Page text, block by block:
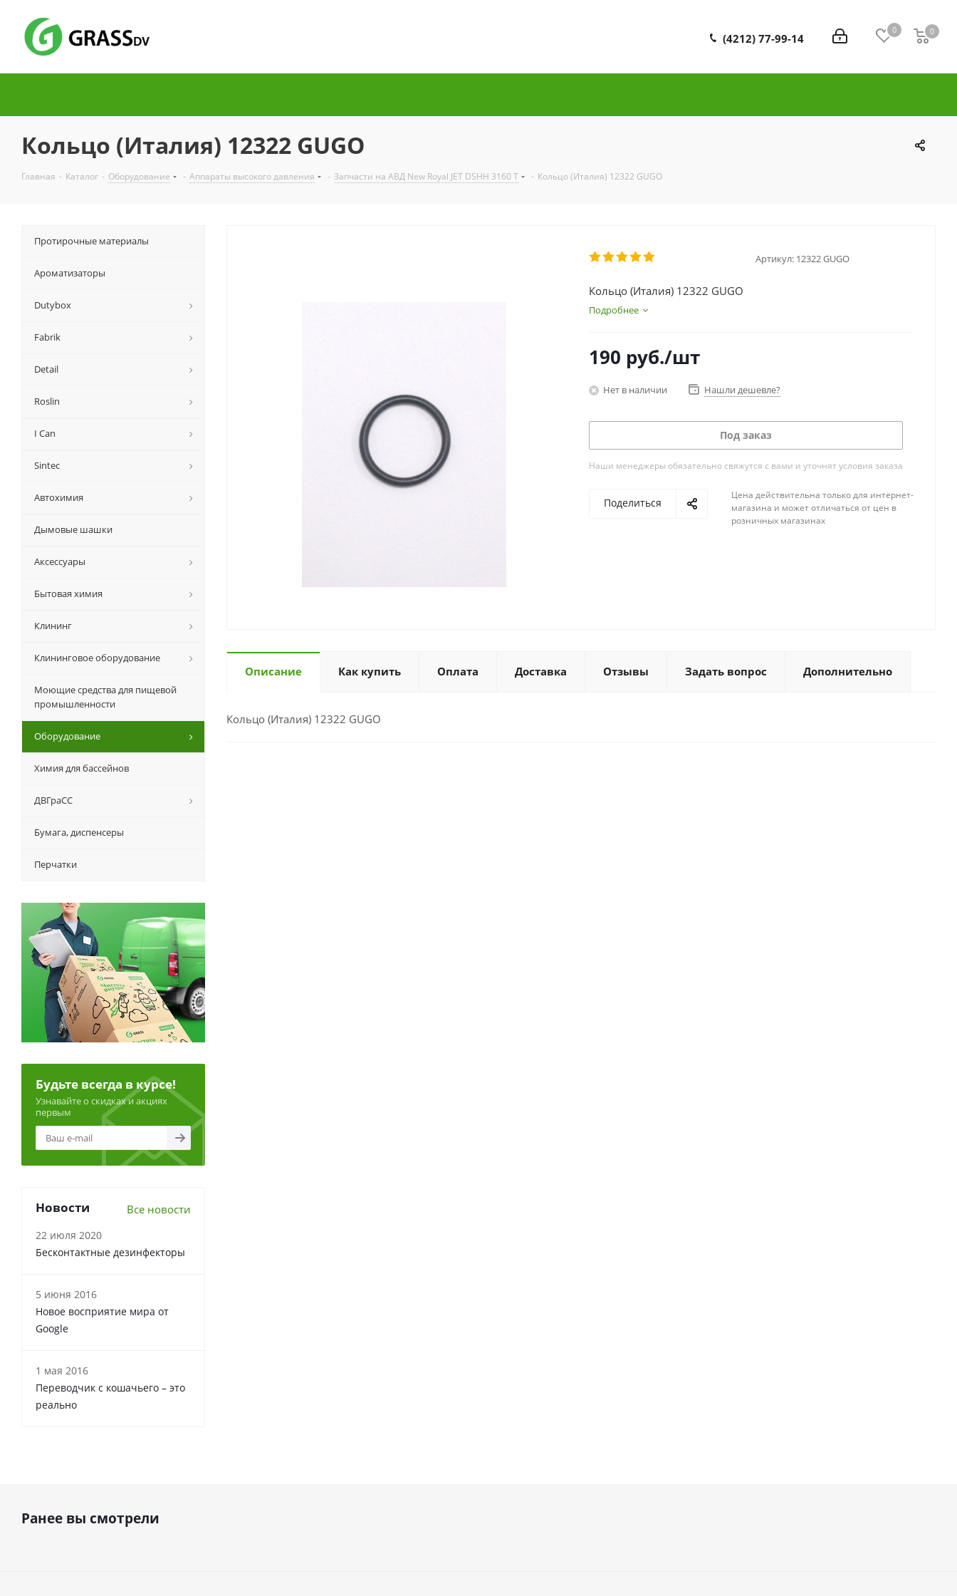
0 0
0
(4212) 77-99-14
Кольцо (Италия) 12322 GUGO
Главная - Каталог - Оборудование - Аппараты высокого давления - Запчасти на АВД New Royal JET DSHH 3160 Т - Кольцо (Италия) 12322 GUGO
Артикул: 12322 GUGO
Кольцо (Италия) 12322 GUGO
Подробнее
190 руб./шт
Нет в наличии Нашли дешевле?
Под заказ
Наши менеджеры обязательно свяжутся с вами и уточнят условия заказа
Поделиться
Цена действительна только для интернет-
магазина и может отличаться от цен в
розничных магазинах
Описание Как купить Оплата Доставка Отзывы Задать вопрос Дополнительно
Кольцо (Италия) 12322 GUGO
Протирочные материалы
Ароматизаторы
Dutybox
Fabrik
Detail
Roslin
I Can
Sintec
Автохимия
Дымовые шашки
Аксессуары
Бытовая химия
Клининг
Клининговое оборудование
Моющие средства для пищевой
промышленности
Оборудование
Химия для бассейнов
ДВГраСС
Бумага, диспенсеры
Перчатки
Будьте всегда в курсе!
Узнавайте о скидках и акциях
первым
Новости Все новости
22 июля 2020
Бесконтактные дезинфекторы
5 июня 2016
Новое восприятие мира от
Google
1 мая 2016
Переводчик с кошачьего – это
реально
Ранее вы смотрели